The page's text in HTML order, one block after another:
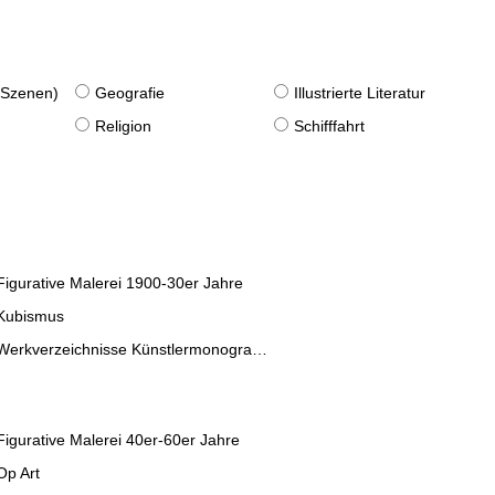
Geografie
Illustrierte Literatur
Religion
Schifffahrt
Malerei 1900-30er Jahre
Künstlermonographien
Malerei 40er-60er Jahre
Art